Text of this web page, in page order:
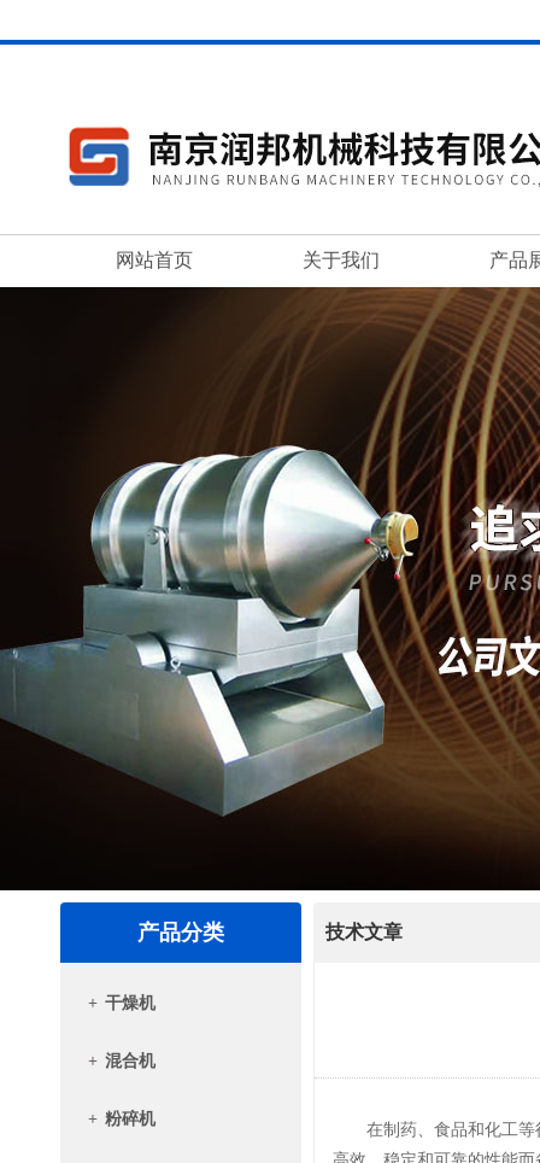
网站首页 关于我们 产品
产品分类
+ 干燥机
+ 混合机
+ 粉碎机
技术文章
在制药、食品和化工等行